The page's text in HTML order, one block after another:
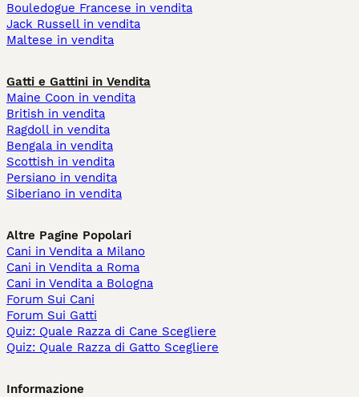
Bouledogue Francese in vendita
Jack Russell in vendita
Maltese in vendita
Gatti e Gattini in Vendita
Maine Coon in vendita
British in vendita
Ragdoll in vendita
Bengala in vendita
Scottish in vendita
Persiano in vendita
Siberiano in vendita
Altre Pagine Popolari
Cani in Vendita a Milano
Cani in Vendita a Roma
Cani in Vendita a Bologna
Forum Sui Cani
Forum Sui Gatti
Quiz: Quale Razza di Cane Scegliere
Quiz: Quale Razza di Gatto Scegliere
Informazione